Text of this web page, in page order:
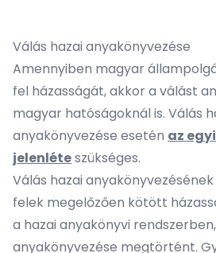
Válás hazai anyakönyvezése
Amennyiben magyar
fel házasságát, akkor a válást
magyar hatóságoknál is. Válás
anyakönyvezése esetén az
jelenléteszükséges.
Válás hazai
felek megelőzően kötött
a hazai anyakönyvi
anyakönyvezése megtörtént.